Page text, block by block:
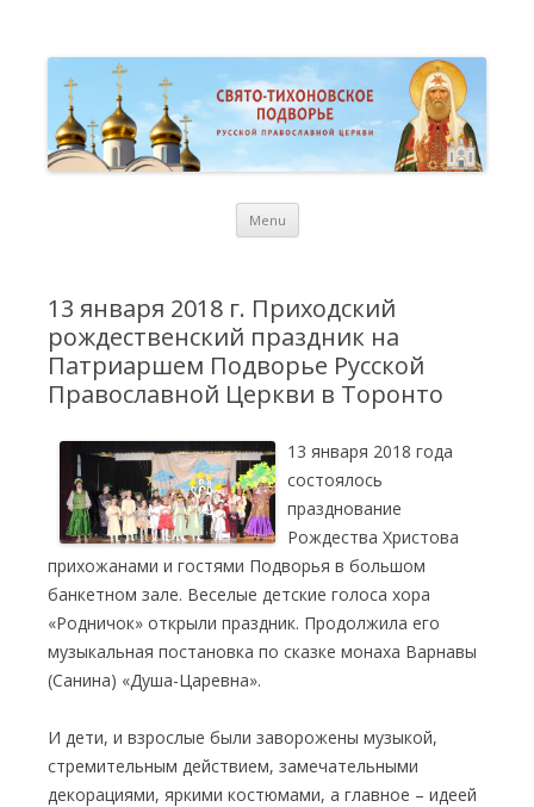
Representation Church in
Toronto
Торонто
Menu Skip
content
13 января 2018 г. Приходский
рождественский праздник на
Патриаршем Подворье Русской
Православной Церкви в Торонто
13 января 2018 года
состоялось
празднование
Рождества Христова
прихожанами и гостями Подворья в большом
банкетном зале. Веселые детские голоса хора
«Родничок» открыли праздник. Продолжила его
музыкальная постановка по сказке монаха Варнавы
(Санина) «Душа-Царевна».
И дети, и взрослые были заворожены музыкой,
стремительным действием, замечательными
декорациями, яркими костюмами, а главное – идеей